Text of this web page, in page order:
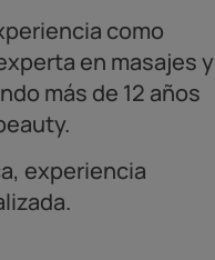
como
en masajes y
más de 12 años
experiencia